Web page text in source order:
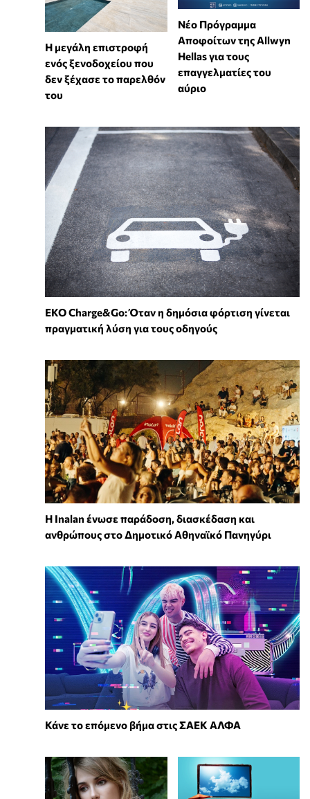
Η μεγάλη επιστροφή
ενός ξενοδοχείου που
δεν ξέχασε το παρελθόν
του
Νέο Πρόγραμμα
Αποφοίτων της Allwyn
Hellas για τους
επαγγελματίες του
αύριο
EKO Charge&Go: Όταν η δημόσια φόρτιση γίνεται
πραγματική λύση για τους οδηγούς
Η Inalan ένωσε παράδοση, διασκέδαση και
ανθρώπους στο Δημοτικό Αθηναϊκό Πανηγύρι
Κάνε το επόμενο βήμα στις ΣΑΕΚ ΑΛΦΑ